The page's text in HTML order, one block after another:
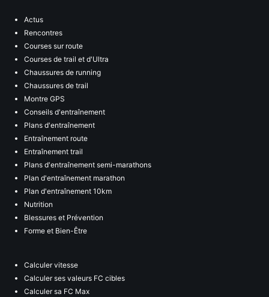
Actus
Rencontres
Courses sur route
Courses de trail et d'Ultra
Chaussures de running
Chaussures de trail
Montre GPS
Conseils d'entraînement
Plans d'entraînement
Entraînement route
Entraînement trail
Plans d'entraînement semi-marathons
Plan d'entraînement marathon
Plan d'entraînement 10km
Nutrition
Blessures et Prévention
Forme et Bien-Être
Calculer vitesse
Calculer ses valeurs FC cibles
Calculer sa FC Max